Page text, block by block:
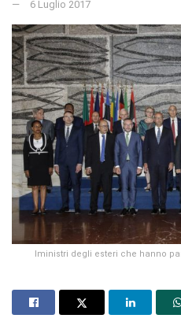
6 Luglio 2017
Iministri degli esteri che hanno